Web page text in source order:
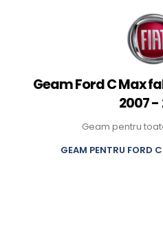
Geam Ford C Max
2007 -
Geam pentru
GEAM PENTRU FORD